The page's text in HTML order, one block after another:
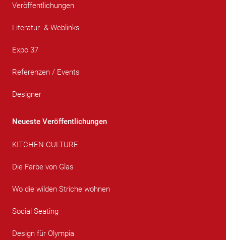
Veröffentlichungen
Literatur- & Weblinks
Expo 37
Referenzen / Events
Designer
Neueste Veröffentlichungen
KITCHEN CULTURE
Die Farbe von Glas
Wo die wilden Striche wohnen
Social Seating
Design für Olympia